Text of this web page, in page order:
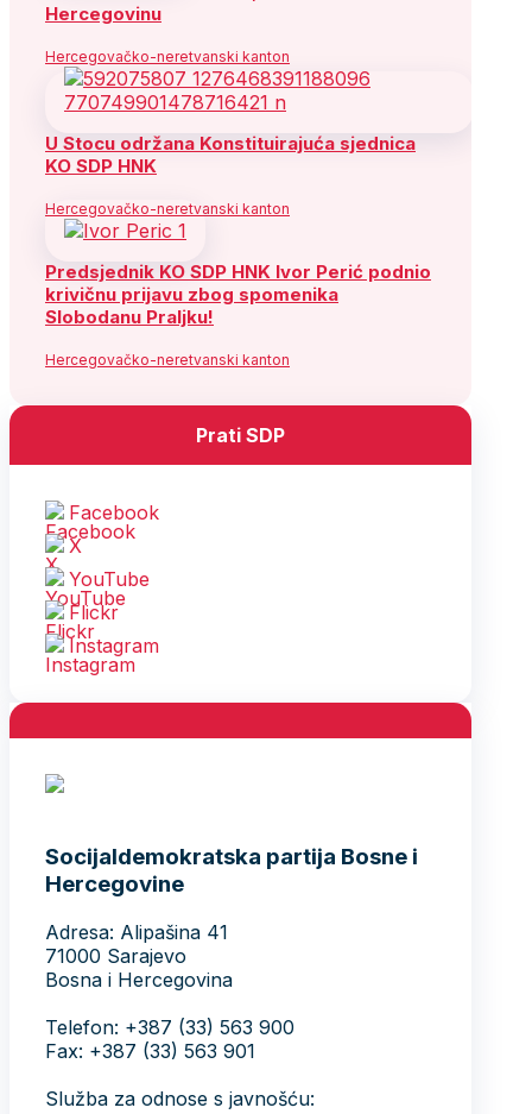
Hercegovinu
Hercegovačko-neretvanski kanton
U Stocu održana Konstituirajuća sjednica
KO SDP HNK
Hercegovačko-neretvanski kanton
Predsjednik KO SDP HNK Ivor Perić podnio
krivičnu prijavu zbog spomenika
Slobodanu Praljku!
Hercegovačko-neretvanski kanton
Prati SDP
Facebook
X
YouTube
Flickr
Instagram
Socijaldemokratska partija Bosne i
Hercegovine
Adresa: Alipašina 41
71000 Sarajevo
Bosna i Hercegovina
Telefon: +387 (33) 563 900
Fax: +387 (33) 563 901
Služba za odnose s javnošću: